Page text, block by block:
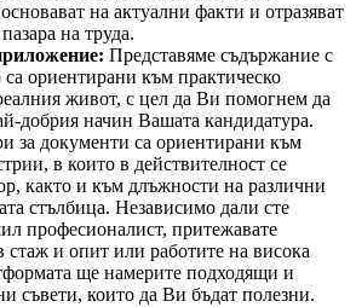
на актуални факти и отразяват
на труда.
Представяме съдържание с
ориентирани към практическо
живот, с цел да Ви помогнем да
добрия начин Вашата кандидатура.
за документи са ориентирани към
в които в действителност се
както и към длъжности на различни
стълбица. Независимо дали сте
професионалист, притежавате
стаж и опит или работите на висока
ще намерите подходящи и
съвети, които да Ви бъдат полезни.